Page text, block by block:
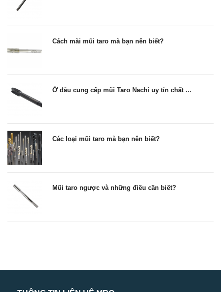
Cách mài mũi taro mà bạn nên biết?
Ở đâu cung cấp mũi Taro Nachi uy tín chất ...
Các loại mũi taro mà bạn nên biết?
Mũi taro ngược và những điều cần biết?